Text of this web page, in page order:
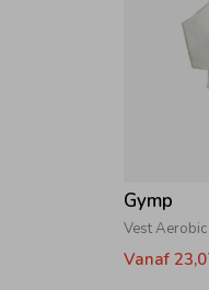
Gymp
Vest
Vanaf